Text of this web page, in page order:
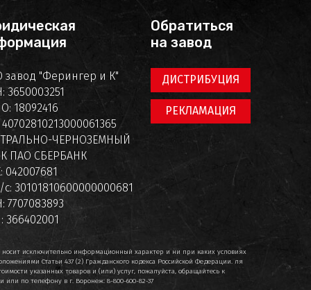
"Ферингер и К"
3650003251
18092416
ЧЕРНОЗЕМНЫЙ
ПАО СБЕРБАНК
042007681
30101810600000000681
7707083893
366402001
Обратиться
на завод
ДИСТРИБУЦИЯ
РЕКЛАМАЦИЯ
исключительно информационный характер и ни при каких условиях
Статьи 437 (2) Гражданского кодекса Российской Федерации. ля
указанных товаров и (или) услуг, пожалуйста, обращайтесь к
по телефону в г. Воронеж: 8-800-600-82-37